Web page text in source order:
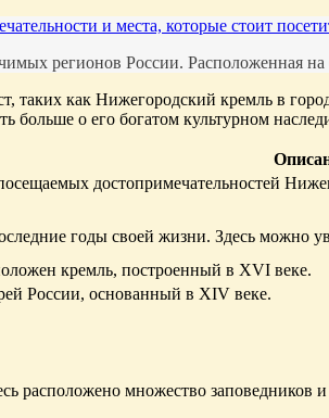
и места, которые стоит
регионов России. Расположенная на
таких как Нижегородский кремль в
больше о его богатом культурном
достопримечательностей
годы своей жизни. Здесь можно
кремль, построенный в XVI веке.
России, основанный в XIV веке.
множество заповедников